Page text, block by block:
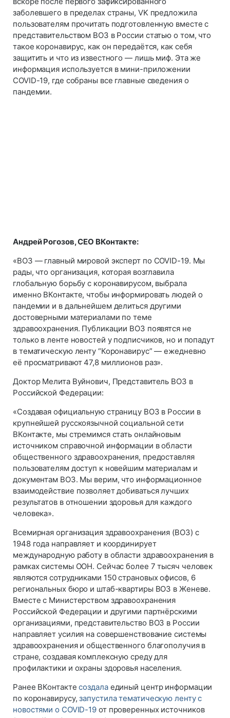
заболевшего в пределах страны, VK предложила
пользователям прочитать подготовленную вместе с
представительством ВОЗ в России статью о том, что
такое коронавирус, как он передаётся, как себя
защитить и что из известного — лишь миф. Эта же
информация используется в мини-приложении
COVID-19, где собраны все главные сведения о
пандемии.
Андрей Рогозов, CEO ВКонтакте:
«ВОЗ — главный мировой эксперт по COVID-19. Мы
рады, что организация, которая возглавила
глобальную борьбу с коронавирусом, выбрала
именно ВКонтакте, чтобы информировать людей о
пандемии и в дальнейшем делиться другими
достоверными материалами по теме
здравоохранения. Публикации ВОЗ появятся не
только в ленте новостей у подписчиков, но и попадут
в тематическую ленту “Коронавирус” — ежедневно
её просматривают 47,8 миллионов раз».
Доктор Мелита Вуйнович, Представитель ВОЗ в
Российской Федерации:
«Создавая официальную страницу ВОЗ в России в
крупнейшей русскоязычной социальной сети
ВКонтакте, мы стремимся стать онлайновым
источником справочной информации в области
общественного здравоохранения, предоставляя
пользователям доступ к новейшим материалам и
документам ВОЗ. Мы верим, что информационное
взаимодействие позволяет добиваться лучших
результатов в отношении здоровья для каждого
человека».
Всемирная организация здравоохранения (ВОЗ) с
1948 года направляет и координирует
международную работу в области здравоохранения в
рамках системы ООН. Сейчас более 7 тысяч человек
являются сотрудниками 150 страновых офисов, 6
региональных бюро и штаб-квартиры ВОЗ в Женеве.
Вместе с Министерством здравоохранения
Российской Федерации и другими партнёрскими
организациями, представительство ВОЗ в России
направляет усилия на совершенствование системы
здравоохранения и общественного благополучия в
стране, создавая комплексную среду для
профилактики и охраны здоровья населения.
Ранее ВКонтактесоздалаединый центр информации
по коронавирусу,запустила тематическую ленту с
новостями о COVID-19 от проверенных источников